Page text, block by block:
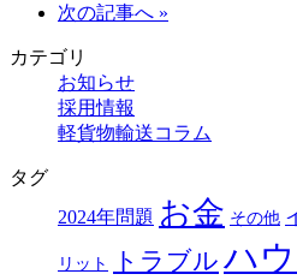
次の記事へ »
カテゴリ
お知らせ
採用情報
軽貨物輸送コラム
タグ
2024年問題 お金 その他
リット トラブル ハ